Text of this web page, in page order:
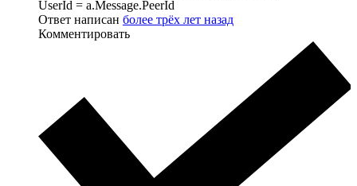
UserId = a.Message.PeerId
Ответ написан более трёх лет назад
Комментировать